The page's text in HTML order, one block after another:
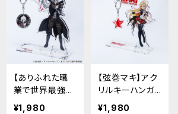
【ありふれた職
業で世界最強】
アクリルキーハ
¥1,980
【弦巻マキ】アク
リルキーハンガ
ー
¥1,980